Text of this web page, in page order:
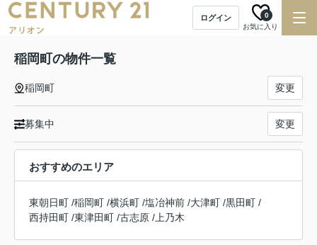
ログイン
お気に入り
0
稲岡町の物件一覧
稲岡町 変更
募集中 変更
おすすめのエリア
東朝日町 /稲岡町 /横浜町 /塩冶神前 /大津町 /黒田町 /
西持田町 /東津田町 /古志原 / 上乃木